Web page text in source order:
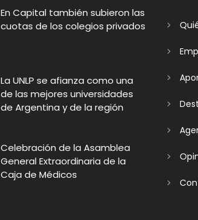
En Capital también subieron las
cuotas de los colegios privados
La UNLP se afianza como una
de las mejores universidades
de Argentina y de la región
Celebración de la Asamblea
General Extraordinaria de la
Caja de Médicos